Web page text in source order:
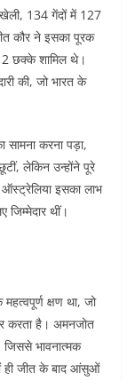
खेली, 134 गेंदों में 127
कौर ने इसका पूरक
छक्के शामिल थे।
की, जो भारत के
सामना करना पड़ा,
लेकिन उन्होंने पूरे
इसका लाभ
थीं।
क्षण था, जो
करता है। अमनजोत
भावनात्मक
ही जीत के बाद आंसुओं